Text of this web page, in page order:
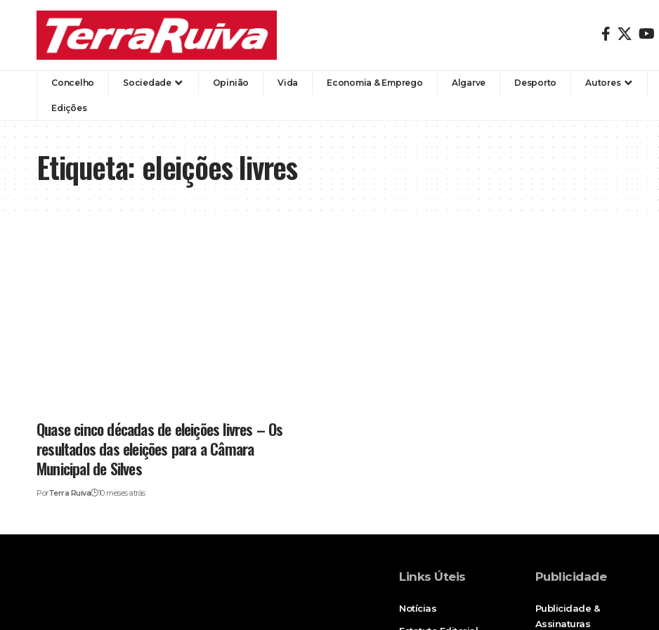
Concelho Sociedade Opinião Vida Economia & Emprego Algarve Desporto Autores
Edições
Etiqueta:eleições livres
Quase cinco décadas de eleições livres – Os
resultados das eleições para a Câmara
Municipal de Silves
PorTerra Ruiva 10 meses atrás
Links Úteis
Notícias
Publicidade
Publicidade &
Assinaturas